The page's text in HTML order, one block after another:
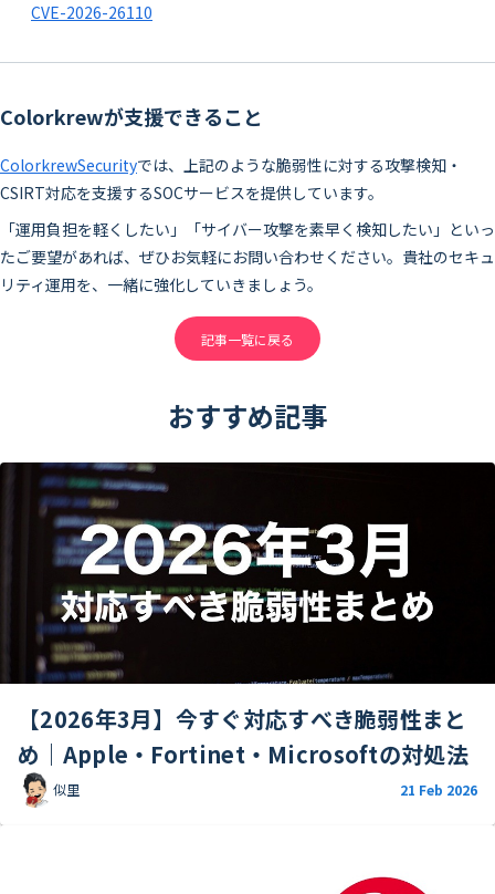
CVE-2026-26110
Colorkrewが支援できること
ColorkrewSecurityでは、上記のような脆弱性に対する攻撃検知・
CSIRT対応を支援するSOCサービスを提供しています。
「運用負担を軽くしたい」「サイバー攻撃を素早く検知したい」といっ
たご要望があれば、ぜひお気軽にお問い合わせください。貴社のセキュ
リティ運用を、一緒に強化していきましょう。
記事一覧に戻る
おすすめ記事
【2026年3月】今すぐ対応すべき脆弱性まと
め｜Apple・Fortinet・Microsoftの対処法
似里 21 Feb 2026